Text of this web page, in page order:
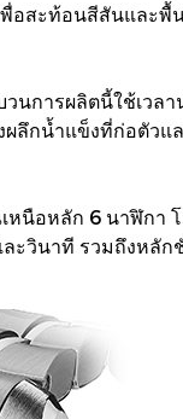
อสะท้อนสีสันและพื้
นการผลิตนี้ใช้เวล
ลึกน้ำแข็งที่ก่อตัวแ
หนือหลัก 6 นาฬิกา
วินาที รวมถึงหลัก